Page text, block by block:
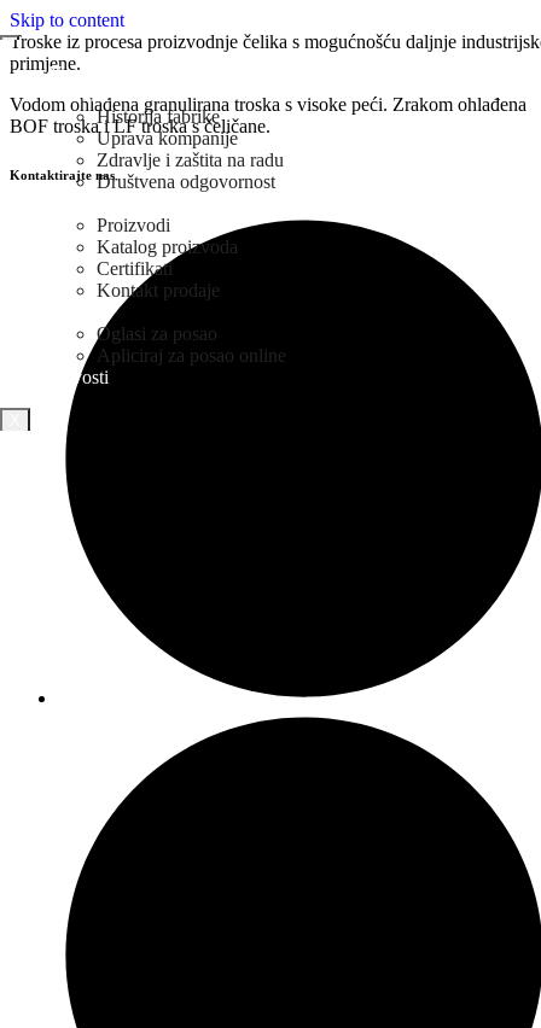
Skip to content
Naslovna
O Nama
Historija fabrike
Uprava kompanije
Zdravlje i zaštita na radu
Društvena odgovornost
Proizvodi
Katalog proizvoda
Certifikati
Kontakt prodaje
Oglasi za posao
Apliciraj za posao online
Novosti
Troske iz procesa proizvodnje čelika s mogućnošću daljnje
primjene.
Vodom ohlađena granulirana troska s visoke peći. Zrakom ohlađena
BOF troska i LF troska s čeličane.
Kontaktirajte nas